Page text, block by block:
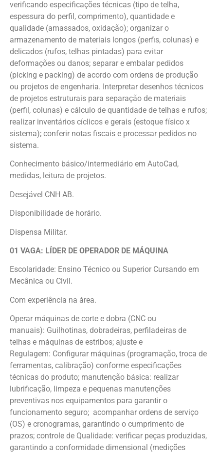
verificando especificações técnicas (tipo de telha,
espessura do perfil, comprimento), quantidade e
qualidade (amassados, oxidação); organizar o
armazenamento de materiais longos (perfis, colunas) e
delicados (rufos, telhas pintadas) para evitar
deformações ou danos; separar e embalar pedidos
(picking e packing) de acordo com ordens de produção
ou projetos de engenharia. Interpretar desenhos técnicos
de projetos estruturais para separação de materiais
(perfil, colunas) e cálculo de quantidade de telhas e rufos;
realizar inventários cíclicos e gerais (estoque físico x
sistema); conferir notas fiscais e processar pedidos no
sistema.
Conhecimento básico/intermediário em AutoCad,
medidas, leitura de projetos.
Desejável CNH AB.
Disponibilidade de horário.
Dispensa Militar.
01 VAGA: LÍDER DE OPERADOR DE MÁQUINA
Escolaridade: Ensino Técnico ou Superior Cursando em
Mecânica ou Civil.
Com experiência na área.
Operar máquinas de corte e dobra (CNC ou
manuais): Guilhotinas, dobradeiras, perfiladeiras de
telhas e máquinas de estribos; ajuste e
Regulagem: Configurar máquinas (programação, troca de
ferramentas, calibração) conforme especificações
técnicas do produto; manutenção básica: realizar
lubrificação, limpeza e pequenas manutenções
preventivas nos equipamentos para garantir o
funcionamento seguro; acompanhar ordens de serviço
(OS) e cronogramas, garantindo o cumprimento de
prazos; controle de Qualidade: verificar peças produzidas,
garantindo a conformidade dimensional (medições